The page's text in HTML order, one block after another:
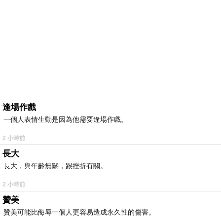
逢場作戲
一個人表情生動是因為他需要逢場作戲。
2 小時前
長大
長大，與年齡無關，跟挫折有關。
2 小時前
贊美
贊美可能比侮辱一個人更容易造成永久性的傷害。